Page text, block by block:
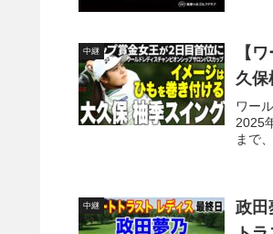
中継
【
久保
ワー
2025
まで
中継
政田